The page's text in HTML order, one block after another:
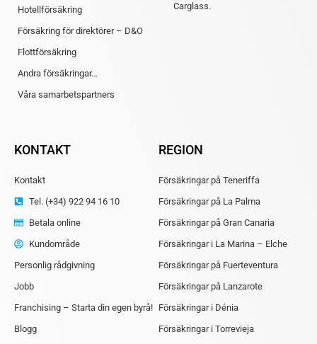
Hotellförsäkring
Försäkring för direktörer – D&O
Flottförsäkring
Andra försäkringar…
Våra samarbetspartners
Carglass.
KONTAKT
Kontakt
Tel. (+34) 922 94 16 10
Betala online
Kundområde
Personlig rådgivning
Jobb
Franchising – Starta din egen byrå!
Blogg
REGION
Försäkringar på Teneriffa
Försäkringar på La Palma
Försäkringar på Gran Canaria
Försäkringar i La Marina – Elche
Försäkringar på Fuerteventura
Försäkringar på Lanzarote
Försäkringar i Dénia
Försäkringar i Torrevieja